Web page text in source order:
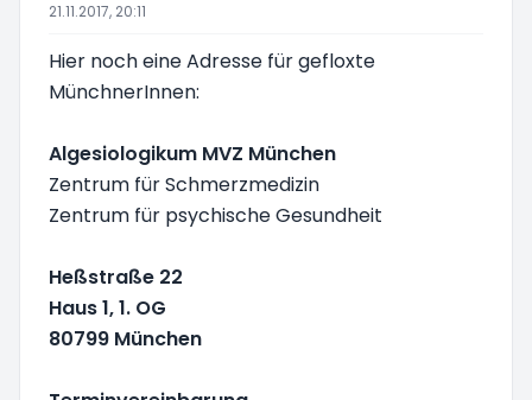
21.11.2017, 20:11
Hier noch eine Adresse für gefloxte
MünchnerInnen:
Algesiologikum MVZ München
Zentrum für Schmerzmedizin
Zentrum für psychische Gesundheit
Heßstraße 22
Haus 1, 1. OG
80799 München